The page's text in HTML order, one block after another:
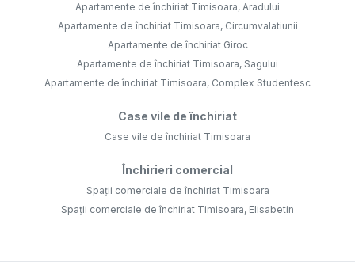
Apartamente de închiriat Timisoara, Aradului
Apartamente de închiriat Timisoara, Circumvalatiunii
Apartamente de închiriat Giroc
Apartamente de închiriat Timisoara, Sagului
Apartamente de închiriat Timisoara, Complex Studentesc
Case vile de închiriat
Case vile de închiriat Timisoara
Închirieri comercial
Spații comerciale de închiriat Timisoara
Spații comerciale de închiriat Timisoara, Elisabetin